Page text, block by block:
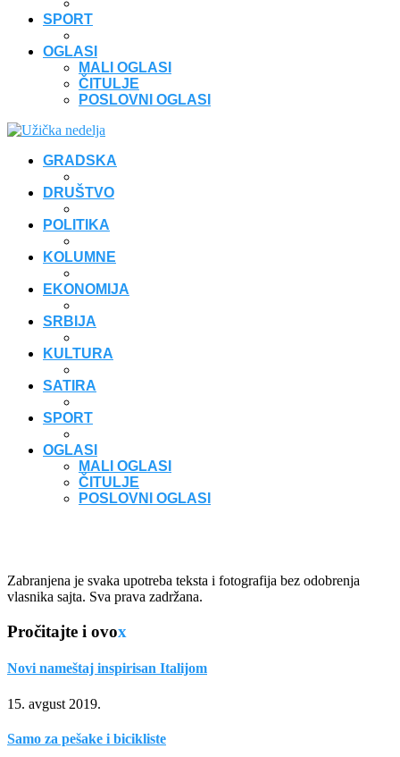
SPORT
OGLASI
MALI OGLASI
ČITULJE
POSLOVNI OGLASI
GRADSKA
DRUŠTVO
POLITIKA
KOLUMNE
EKONOMIJA
SRBIJA
KULTURA
SATIRA
SPORT
OGLASI
MALI OGLASI
ČITULJE
POSLOVNI OGLASI
Zabranjena je svaka upotreba teksta i fotografija bez odobrenja
vlasnika sajta. Sva prava zadržana.
Pročitajte i ovox
Novi nameštaj inspirisan Italijom
15. avgust 2019.
Samo za pešake i bicikliste